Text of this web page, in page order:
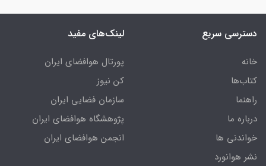
دسترسی سریع
خانه
کتاب‌ها
راهنما
درباره ما
خواندنی ها
نشر هوانورد
لینک‌های مفید
پورتال هوافضای ایران
کن نیوز
سازمان فضایی ایران
پژوهشگاه هوافضای ایران
انجمن هوافضای ایران